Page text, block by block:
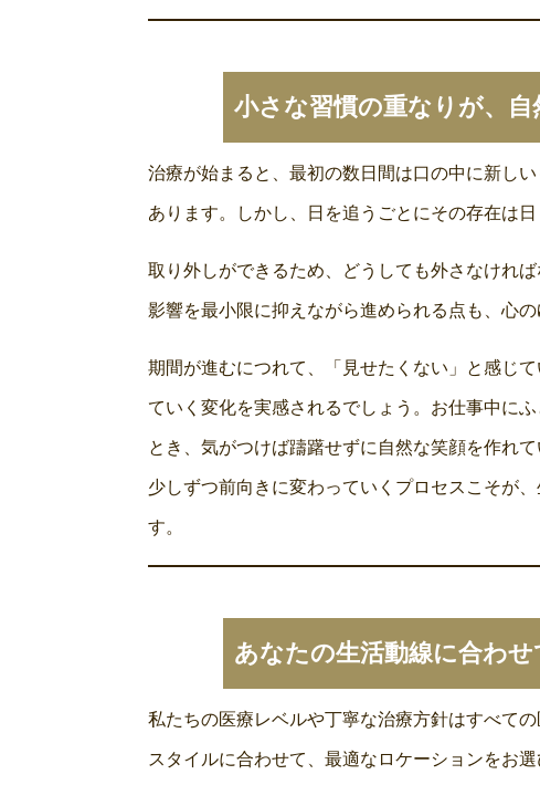
小さな習慣の重なりが、
治療が始まると、最初の数日間は口の中に新し
あります。しかし、日を追うごとにその存在は
取り外しができるため、どうしても外さなけれ
影響を最小限に抑えながら進められる点も、心の
期間が進むにつれて、「見せたくない」と感じ
ていく変化を実感されるでしょう。お仕事中に
とき、気がつけば躊躇せずに自然な笑顔を作れ
少しずつ前向きに変わっていくプロセスこそが
す。
あなたの生活動線に合わ
私たちの医療レベルや丁寧な治療方針はすべて
スタイルに合わせて、最適なロケーションをお選